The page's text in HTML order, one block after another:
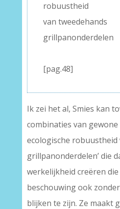
robuustheid
van tweedehands
grillpanonderdelen
[pag.48]
Ik zei het al, Smies kan
combinaties van gewone
ecologische robuustheid
grillpanonderdelen’ die
werkelijkheid creëren
beschouwing ook
blijken te zijn. Ze maakt